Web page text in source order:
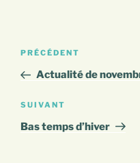
Navigation
l’article
Article
précédent
PRÉCÉDENT
Actualité de
Article
suivant
SUIVANT
Bas temps d’hiver